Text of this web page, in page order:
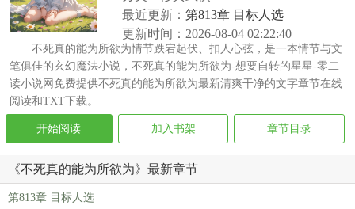
最近更新： 第813章 目标人选
更新时间：2026-08-04 02:22:40
不死真的能为所欲为情节跌宕起伏、扣人心弦，是一本情节与文
笔俱佳的玄幻魔法小说，不死真的能为所欲为-想要自转的星星-零二
读小说网免费提供不死真的能为所欲为最新清爽干净的文字章节在线
阅读和TXT下载。
开始阅读 加入书架 章节目录
《不死真的能为所欲为》最新章节
第813章 目标人选